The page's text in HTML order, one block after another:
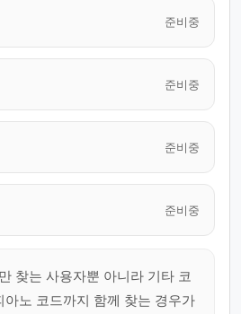
준비중
준비중
준비중
준비중
찾는 사용자뿐 아니라 기타 코
아노 코드까지 함께 찾는 경우가